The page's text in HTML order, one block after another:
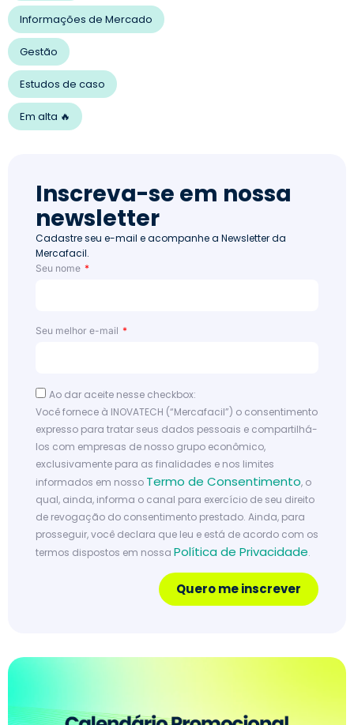
Informações de Mercado
Gestão
Estudos de caso
Em alta 🔥
Inscreva-se em nossa
newsletter
Cadastre seu e-mail e acompanhe a Newsletter da
Mercafacil.
Seu nome
Seu melhor e-mail
Ao dar aceite nesse checkbox:
Você fornece à INOVATECH (“Mercafacil”) o consentimento
expresso para tratar seus dados pessoais e compartilhá-
los com empresas de nosso grupo econômico,
exclusivamente para as finalidades e nos limites
informados em nosso Termo de Consentimento, o
qual, ainda, informa o canal para exercício de seu direito
de revogação do consentimento prestado. Ainda, para
prosseguir, você declara que leu e está de acordo com os
termos dispostos em nossa Política de Privacidade.
Quero me inscrever